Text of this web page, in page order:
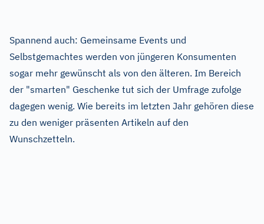
Spannend auch: Gemeinsame Events und
Selbstgemachtes werden von jüngeren Konsumenten
sogar mehr gewünscht als von den älteren. Im Bereich
der "smarten" Geschenke tut sich der Umfrage zufolge
dagegen wenig. Wie bereits im letzten Jahr gehören diese
zu den weniger präsenten Artikeln auf den
Wunschzetteln.